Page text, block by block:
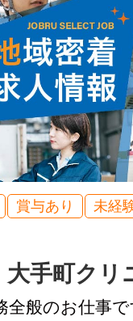
賞与あり 未経
手町クリ
全般のお仕